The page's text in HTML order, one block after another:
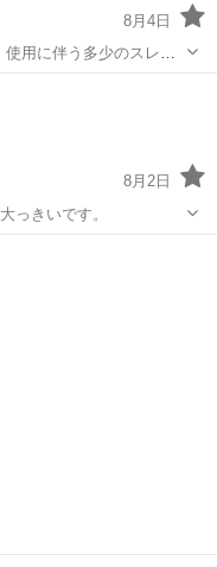
8月4日
詳細は現地でご確認くだ
います ※中古品のため、
8月2日
っきいです。